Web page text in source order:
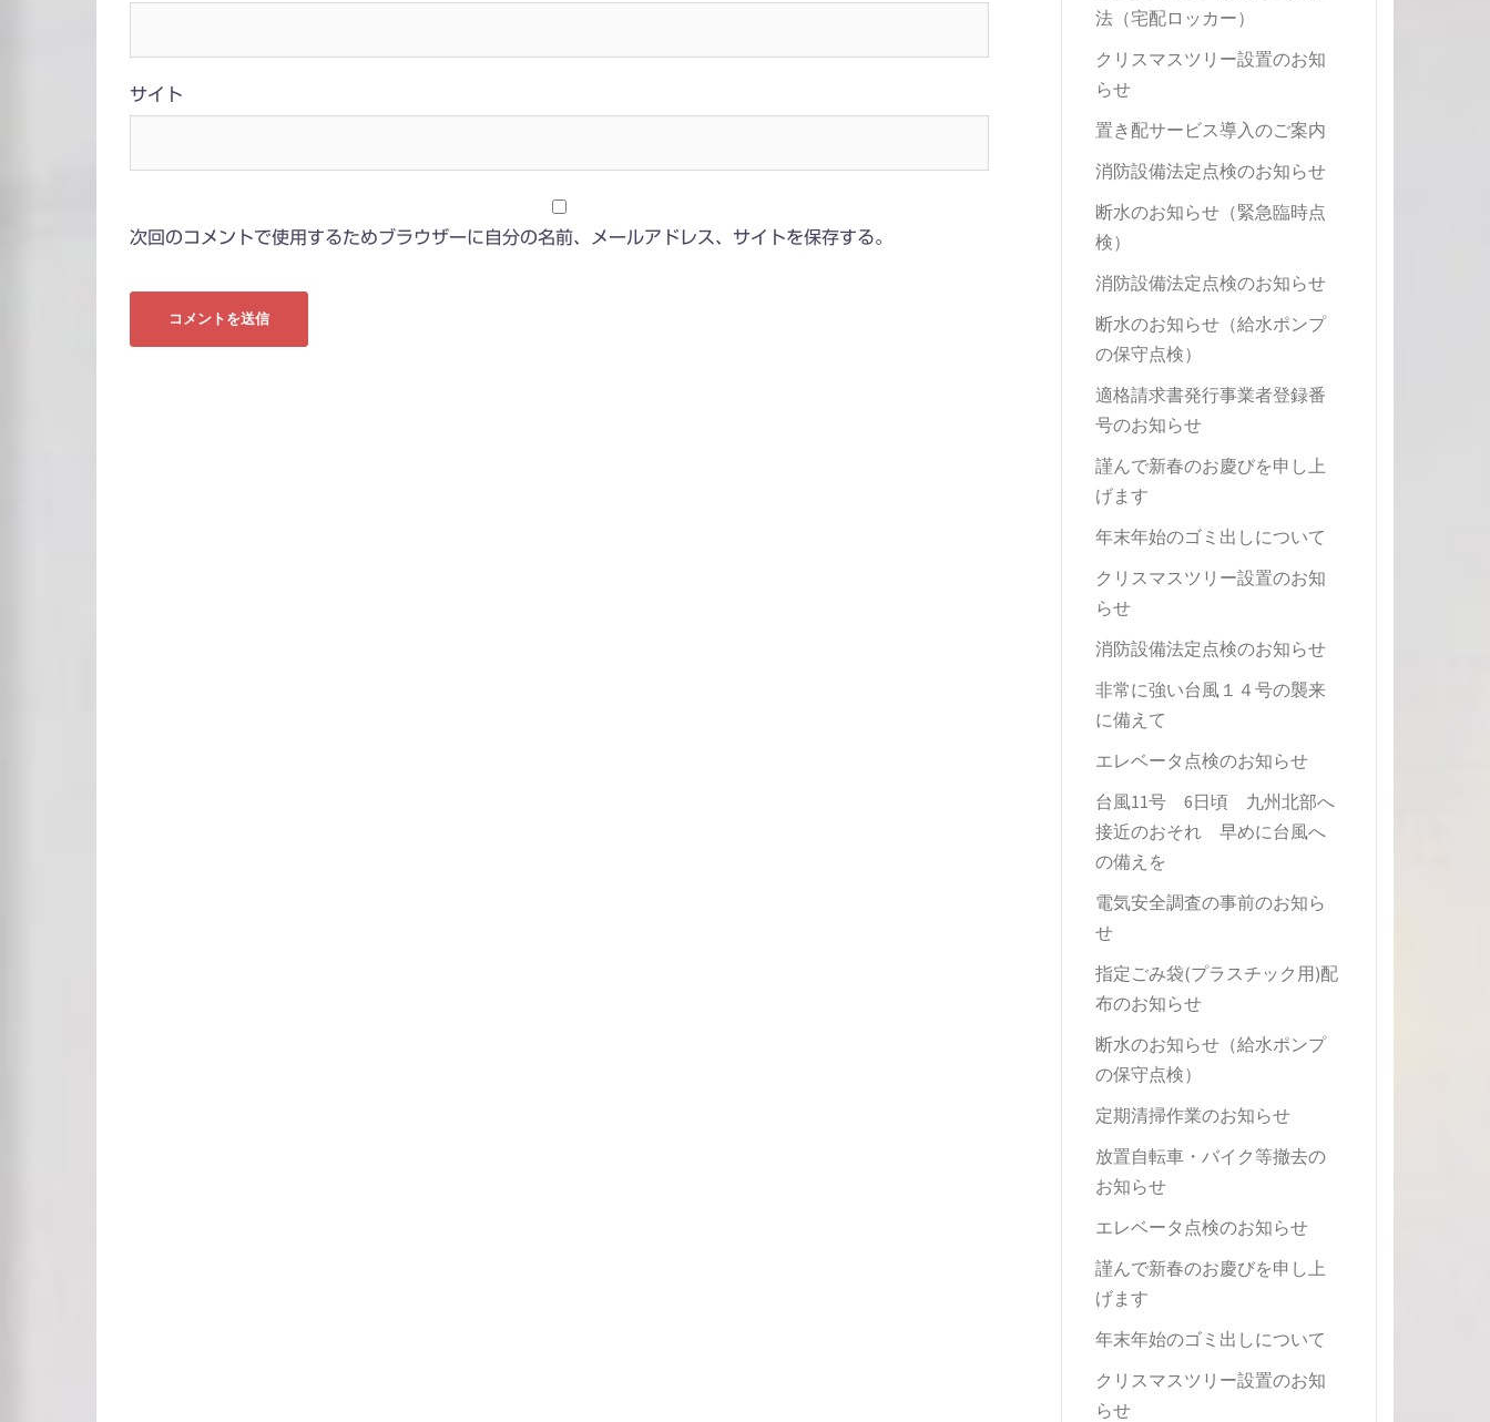
サイト
次回のコメントで使用するためブラウザーに自分の名前、メールアドレス、サイトを保存する。
法（宅配ロッカー）
クリスマスツリー設置のお知
らせ
置き配サービス導入のご案内
消防設備法定点検のお知らせ
断水のお知らせ（緊急臨時点
検）
消防設備法定点検のお知らせ
断水のお知らせ（給水ポンプ
の保守点検）
適格請求書発行事業者登録番
号のお知らせ
謹んで新春のお慶びを申し上
げます
年末年始のゴミ出しについて
クリスマスツリー設置のお知
らせ
消防設備法定点検のお知らせ
非常に強い台風１４号の襲来
に備えて
エレベータ点検のお知らせ
台風11号 6日頃 九州北部へ
接近のおそれ 早めに台風へ
の備えを
電気安全調査の事前のお知ら
せ
指定ごみ袋(プラスチック用)配
布のお知らせ
断水のお知らせ（給水ポンプ
の保守点検）
定期清掃作業のお知らせ
放置自転車・バイク等撤去の
お知らせ
エレベータ点検のお知らせ
謹んで新春のお慶びを申し上
げます
年末年始のゴミ出しについて
クリスマスツリー設置のお知
らせ